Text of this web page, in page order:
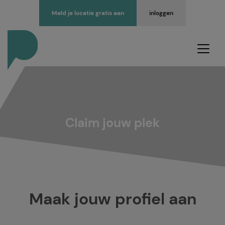
inloggen
Meld je locatie gratis aan
Claim jouw plek
Maak jouw profiel aan